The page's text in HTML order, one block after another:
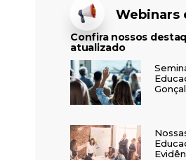
Webinars
Confira nossos
atualizado